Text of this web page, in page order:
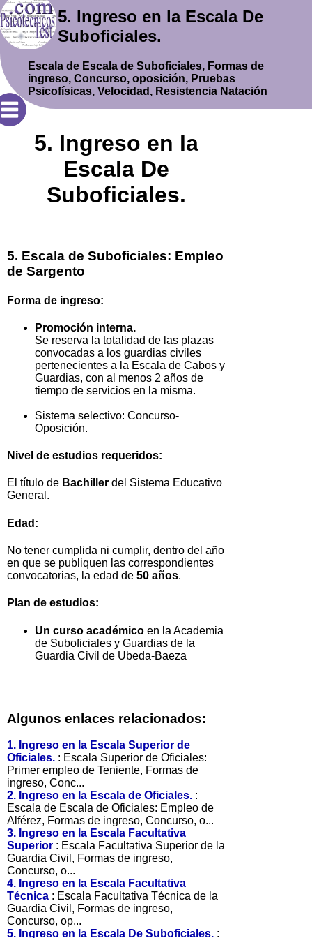
5. Ingreso en la Escala De
Suboficiales.
Escala de Escala de Suboficiales, Formas de
ingreso, Concurso, oposición, Pruebas
Psicofísicas, Velocidad, Resistencia Natación
5. Ingreso en la
Escala De
Suboficiales.
5. Escala de Suboficiales: Empleo
de Sargento
Forma de ingreso:
Promoción interna.
Se reserva la totalidad de las plazas
convocadas a los guardias civiles
pertenecientes a la Escala de Cabos y
Guardias, con al menos 2 años de
tiempo de servicios en la misma.
Sistema selectivo: Concurso-
Oposición.
Nivel de estudios requeridos:
El título de Bachiller del Sistema Educativo
General.
Edad:
No tener cumplida ni cumplir, dentro del año
en que se publiquen las correspondientes
convocatorias, la edad de 50 años.
Plan de estudios:
Un curso académico en la Academia
de Suboficiales y Guardias de la
Guardia Civil de Ubeda-Baeza
Algunos enlaces relacionados:
1. Ingreso en la Escala Superior de
Oficiales. : Escala Superior de Oficiales:
Primer empleo de Teniente, Formas de
ingreso, Conc...
2. Ingreso en la Escala de Oficiales. :
Escala de Escala de Oficiales: Empleo de
Alférez, Formas de ingreso, Concurso, o...
3. Ingreso en la Escala Facultativa
Superior : Escala Facultativa Superior de la
Guardia Civil, Formas de ingreso,
Concurso, o...
4. Ingreso en la Escala Facultativa
Técnica : Escala Facultativa Técnica de la
Guardia Civil, Formas de ingreso,
Concurso, op...
5. Ingreso en la Escala De Suboficiales. :